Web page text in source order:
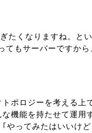
たくなりますね。とい
もサーバーですから
ポロジーを考える上
機能を持たせて運用
やってみたはいいけど